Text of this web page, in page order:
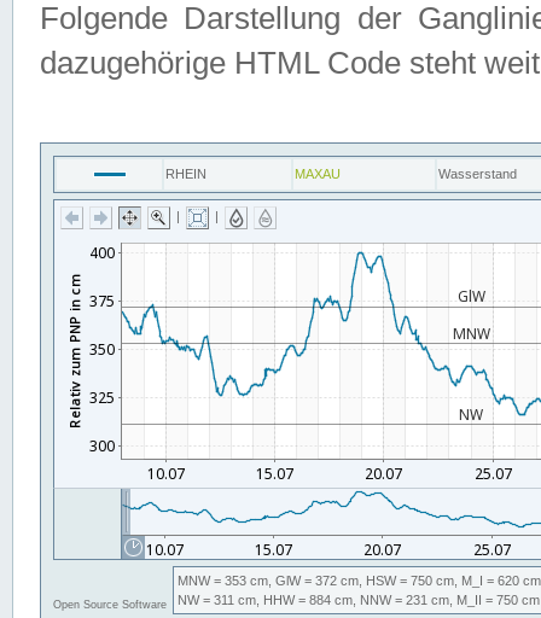
Folgende Darstellung der
dazugehörige HTML Code steht